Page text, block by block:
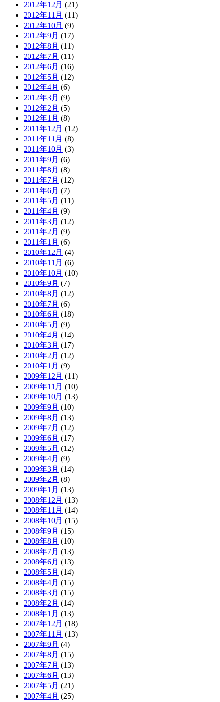
2012年12月 (21)
2012年11月 (11)
2012年10月 (9)
2012年9月 (17)
2012年8月 (11)
2012年7月 (11)
2012年6月 (16)
2012年5月 (12)
2012年4月 (6)
2012年3月 (9)
2012年2月 (5)
2012年1月 (8)
2011年12月 (12)
2011年11月 (8)
2011年10月 (3)
2011年9月 (6)
2011年8月 (8)
2011年7月 (12)
2011年6月 (7)
2011年5月 (11)
2011年4月 (9)
2011年3月 (12)
2011年2月 (9)
2011年1月 (6)
2010年12月 (4)
2010年11月 (6)
2010年10月 (10)
2010年9月 (7)
2010年8月 (12)
2010年7月 (6)
2010年6月 (18)
2010年5月 (9)
2010年4月 (14)
2010年3月 (17)
2010年2月 (12)
2010年1月 (9)
2009年12月 (11)
2009年11月 (10)
2009年10月 (13)
2009年9月 (10)
2009年8月 (13)
2009年7月 (12)
2009年6月 (17)
2009年5月 (12)
2009年4月 (9)
2009年3月 (14)
2009年2月 (8)
2009年1月 (13)
2008年12月 (13)
2008年11月 (14)
2008年10月 (15)
2008年9月 (15)
2008年8月 (10)
2008年7月 (13)
2008年6月 (13)
2008年5月 (14)
2008年4月 (15)
2008年3月 (15)
2008年2月 (14)
2008年1月 (13)
2007年12月 (18)
2007年11月 (13)
2007年9月 (4)
2007年8月 (15)
2007年7月 (13)
2007年6月 (13)
2007年5月 (21)
2007年4月 (25)